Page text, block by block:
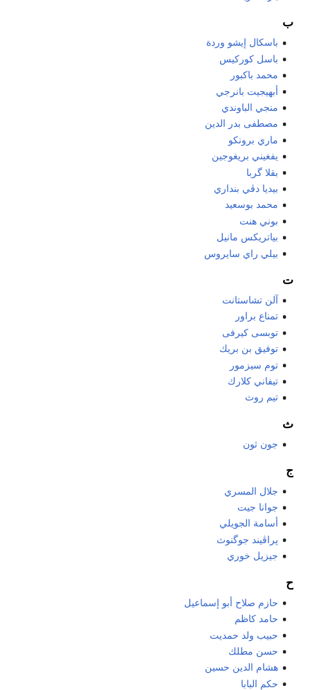
ب
باسكال إيشو وردة
باسل كوركيس
محمد باكبور
أبهيجيت بانرجي
منجي الباوندي
مصطفى بدر الدين
ماري برونكو
يفغيني بريغوجين
بقلا گربا
بيديا دڤي بنداري
محمد بوسعيد
بوني هنت
بياتريكس مانيل
بيلي راي سايروس
ت
آلن تشاستانت
تمناع براور
توبسى كيرفى
توفيق بن بريك
توم سيزمور
تيفاني كلارك
تيم روث
ث
جون ثون
ج
جلال المسري
جوانا جيت
أسامة الجويلي
پراڤيند جوگنوث
جيزيل خوري
ح
حازم صلاح أبو إسماعيل
حامد كاظم
حبيب ولد حمديت
حسن مطلك
هشام الدين حسين
حكم البابا